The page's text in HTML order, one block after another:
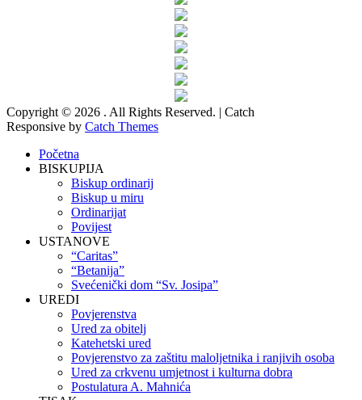
Copyright © 2026 . All Rights Reserved. | Catch
Responsive by Catch Themes
Početna
BISKUPIJA
Biskup ordinarij
Biskup u miru
Ordinarijat
Povijest
USTANOVE
“Caritas”
“Betanija”
Svećenički dom “Sv. Josipa”
UREDI
Povjerenstva
Ured za obitelj
Katehetski ured
Povjerenstvo za zaštitu maloljetnika i ranjivih osoba
Ured za crkvenu umjetnost i kulturna dobra
Postulatura A. Mahnića